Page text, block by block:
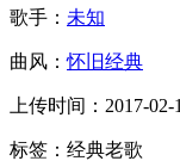
歌手： 未知
曲风：怀旧经典
上传时间：2017-02-
标签：经典老歌